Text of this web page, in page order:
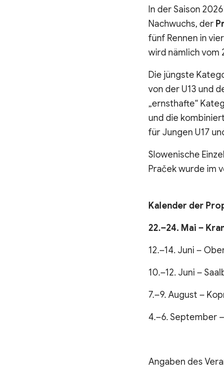
In der Saison
Nachwuchs, der
fünf Rennen in
wird nämlich vom
Die jüngste
von der U13 und
„ernsthafte“
und die
für Jungen U17
Slowenische
Praček wurde im
Kalender der
22.–24. Mai –
12.–14. Juni –
10.–12. Juni –
7.–9. August –
4.–6. September
Angaben des